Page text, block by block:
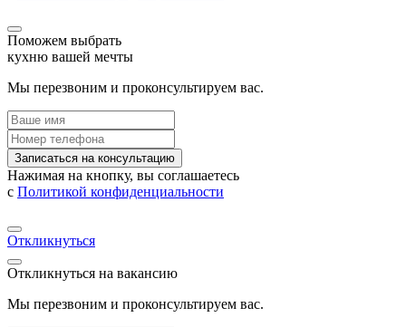
Поможем выбрать
кухню вашей мечты
Мы перезвоним и проконсультируем вас.
Записаться на консультацию
Нажимая на кнопку, вы соглашаетесь
с Политикой конфиденциальности
Откликнуться
Откликнуться на вакансию
Мы перезвоним и проконсультируем вас.